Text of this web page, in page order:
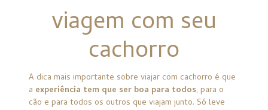
viagem com seu
cachorro
A dica mais importante sobre viajar com cachorro é que
a experiência tem que ser boa para todos, para o
cão e para todos os outros que viajam junto. Só leve